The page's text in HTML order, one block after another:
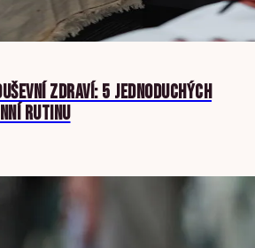
ZDRAVÍ: 5 JEDNODUCHÝCH
RUTINU